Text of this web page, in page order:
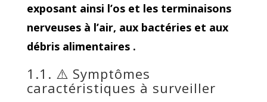
exposant ainsi l’os et les terminaisons
nerveuses à l’air, aux bactéries et aux
débris alimentaires .
1.1. ⚠️ Symptômes
caractéristiques à surveiller